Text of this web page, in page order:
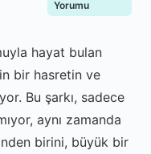
Yorumu
hayat bulan
bir hasretin ve
Bu şarkı, sadece
aynı zamanda
birini, büyük bir